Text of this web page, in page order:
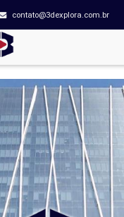
contato@3dexplora.com.br